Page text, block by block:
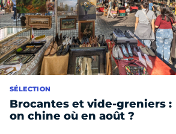
SÉLECTION
Brocantes et vide-greniers :
on chine où en août ?